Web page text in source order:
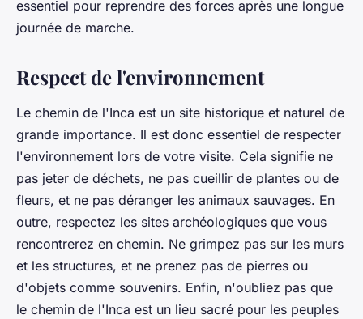
essentiel pour reprendre des forces après une longue
journée de marche.
Respect de l'environnement
Le chemin de l'Inca est un site historique et naturel de
grande importance. Il est donc essentiel de respecter
l'environnement lors de votre visite. Cela signifie ne
pas jeter de déchets, ne pas cueillir de plantes ou de
fleurs, et ne pas déranger les animaux sauvages. En
outre, respectez les sites archéologiques que vous
rencontrerez en chemin. Ne grimpez pas sur les murs
et les structures, et ne prenez pas de pierres ou
d'objets comme souvenirs. Enfin, n'oubliez pas que
le chemin de l'Inca est un lieu sacré pour les peuples